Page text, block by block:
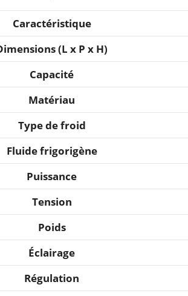
Caractéristique
(L x P x H)
Capacité
Matériau
Type de froid
Fluide frigorigène
Puissance
Tension
Poids
Éclairage
Régulation